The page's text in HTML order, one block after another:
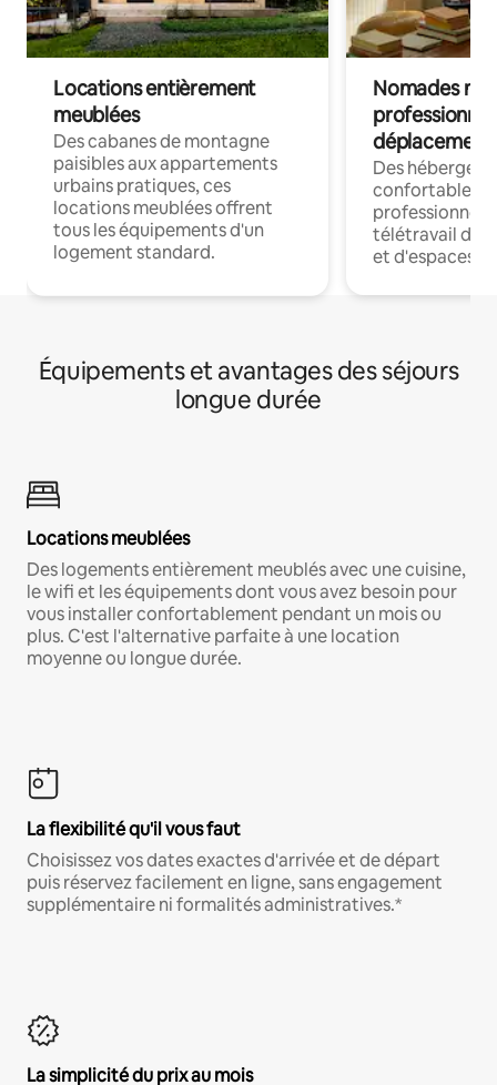
Locations entièrement
meublées
Des cabanes de montagne
paisibles aux appartements
urbains pratiques, ces
locations meublées offrent
tous les équipements d'un
logement standard.
Nomades
déplacement
Des
confortables
professionnels
télétravail
et d'espaces
Équipements et avantages des séjours
longue durée
Locations meublées
Des logements entièrement meublés avec une cuisine,
le wifi et les équipements dont vous avez besoin pour
vous installer confortablement pendant un mois ou
plus. C'est l'alternative parfaite à une location
moyenne ou longue durée.
La flexibilité qu'il vous faut
Choisissez vos dates exactes d'arrivée et de départ
puis réservez facilement en ligne, sans engagement
supplémentaire ni formalités administratives.*
La simplicité du prix au mois